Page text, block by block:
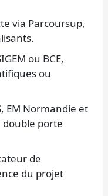
via Parcoursup,
ou BCE,
ou
EM Normandie et
porte
de
du projet